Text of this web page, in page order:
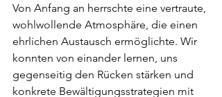
Von Anfang an herrschte eine vertraute,
wohlwollende Atmosphäre, die einen
ehrlichen Austausch ermöglichte. Wir
konnten von einander lernen, uns
gegenseitig den Rücken stärken und
konkrete Bewältigungsstrategien mit